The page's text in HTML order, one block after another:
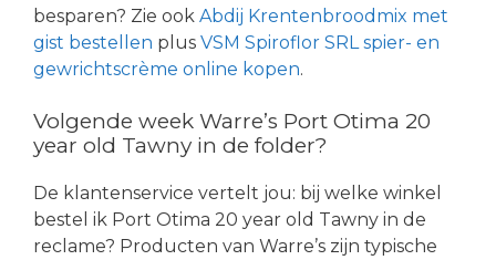
besparen? Zie ook Abdij Krentenbroodmix met
gist bestellen plus VSM Spiroflor SRL spier- en
gewrichtscrème online kopen.
Volgende week Warre’s Port Otima 20
year old Tawny in de folder?
De klantenservice vertelt jou: bij welke winkel
bestel ik Port Otima 20 year old Tawny in de
reclame? Producten van Warre’s zijn typische